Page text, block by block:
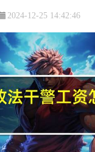
2024-12-25 14:42:46